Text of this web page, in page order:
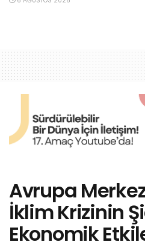
Avrupa
İklim Krizinin
Ekonomik